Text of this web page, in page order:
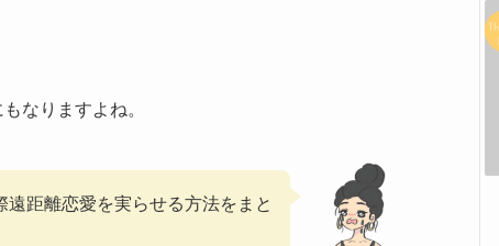
もなりますよね。
距離恋愛を実らせる方法をまと